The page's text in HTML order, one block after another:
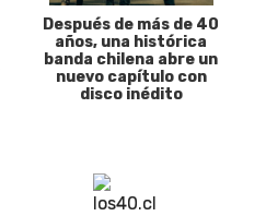
Después de más de 40
años, una histórica
banda chilena abre un
nuevo capítulo con
disco inédito